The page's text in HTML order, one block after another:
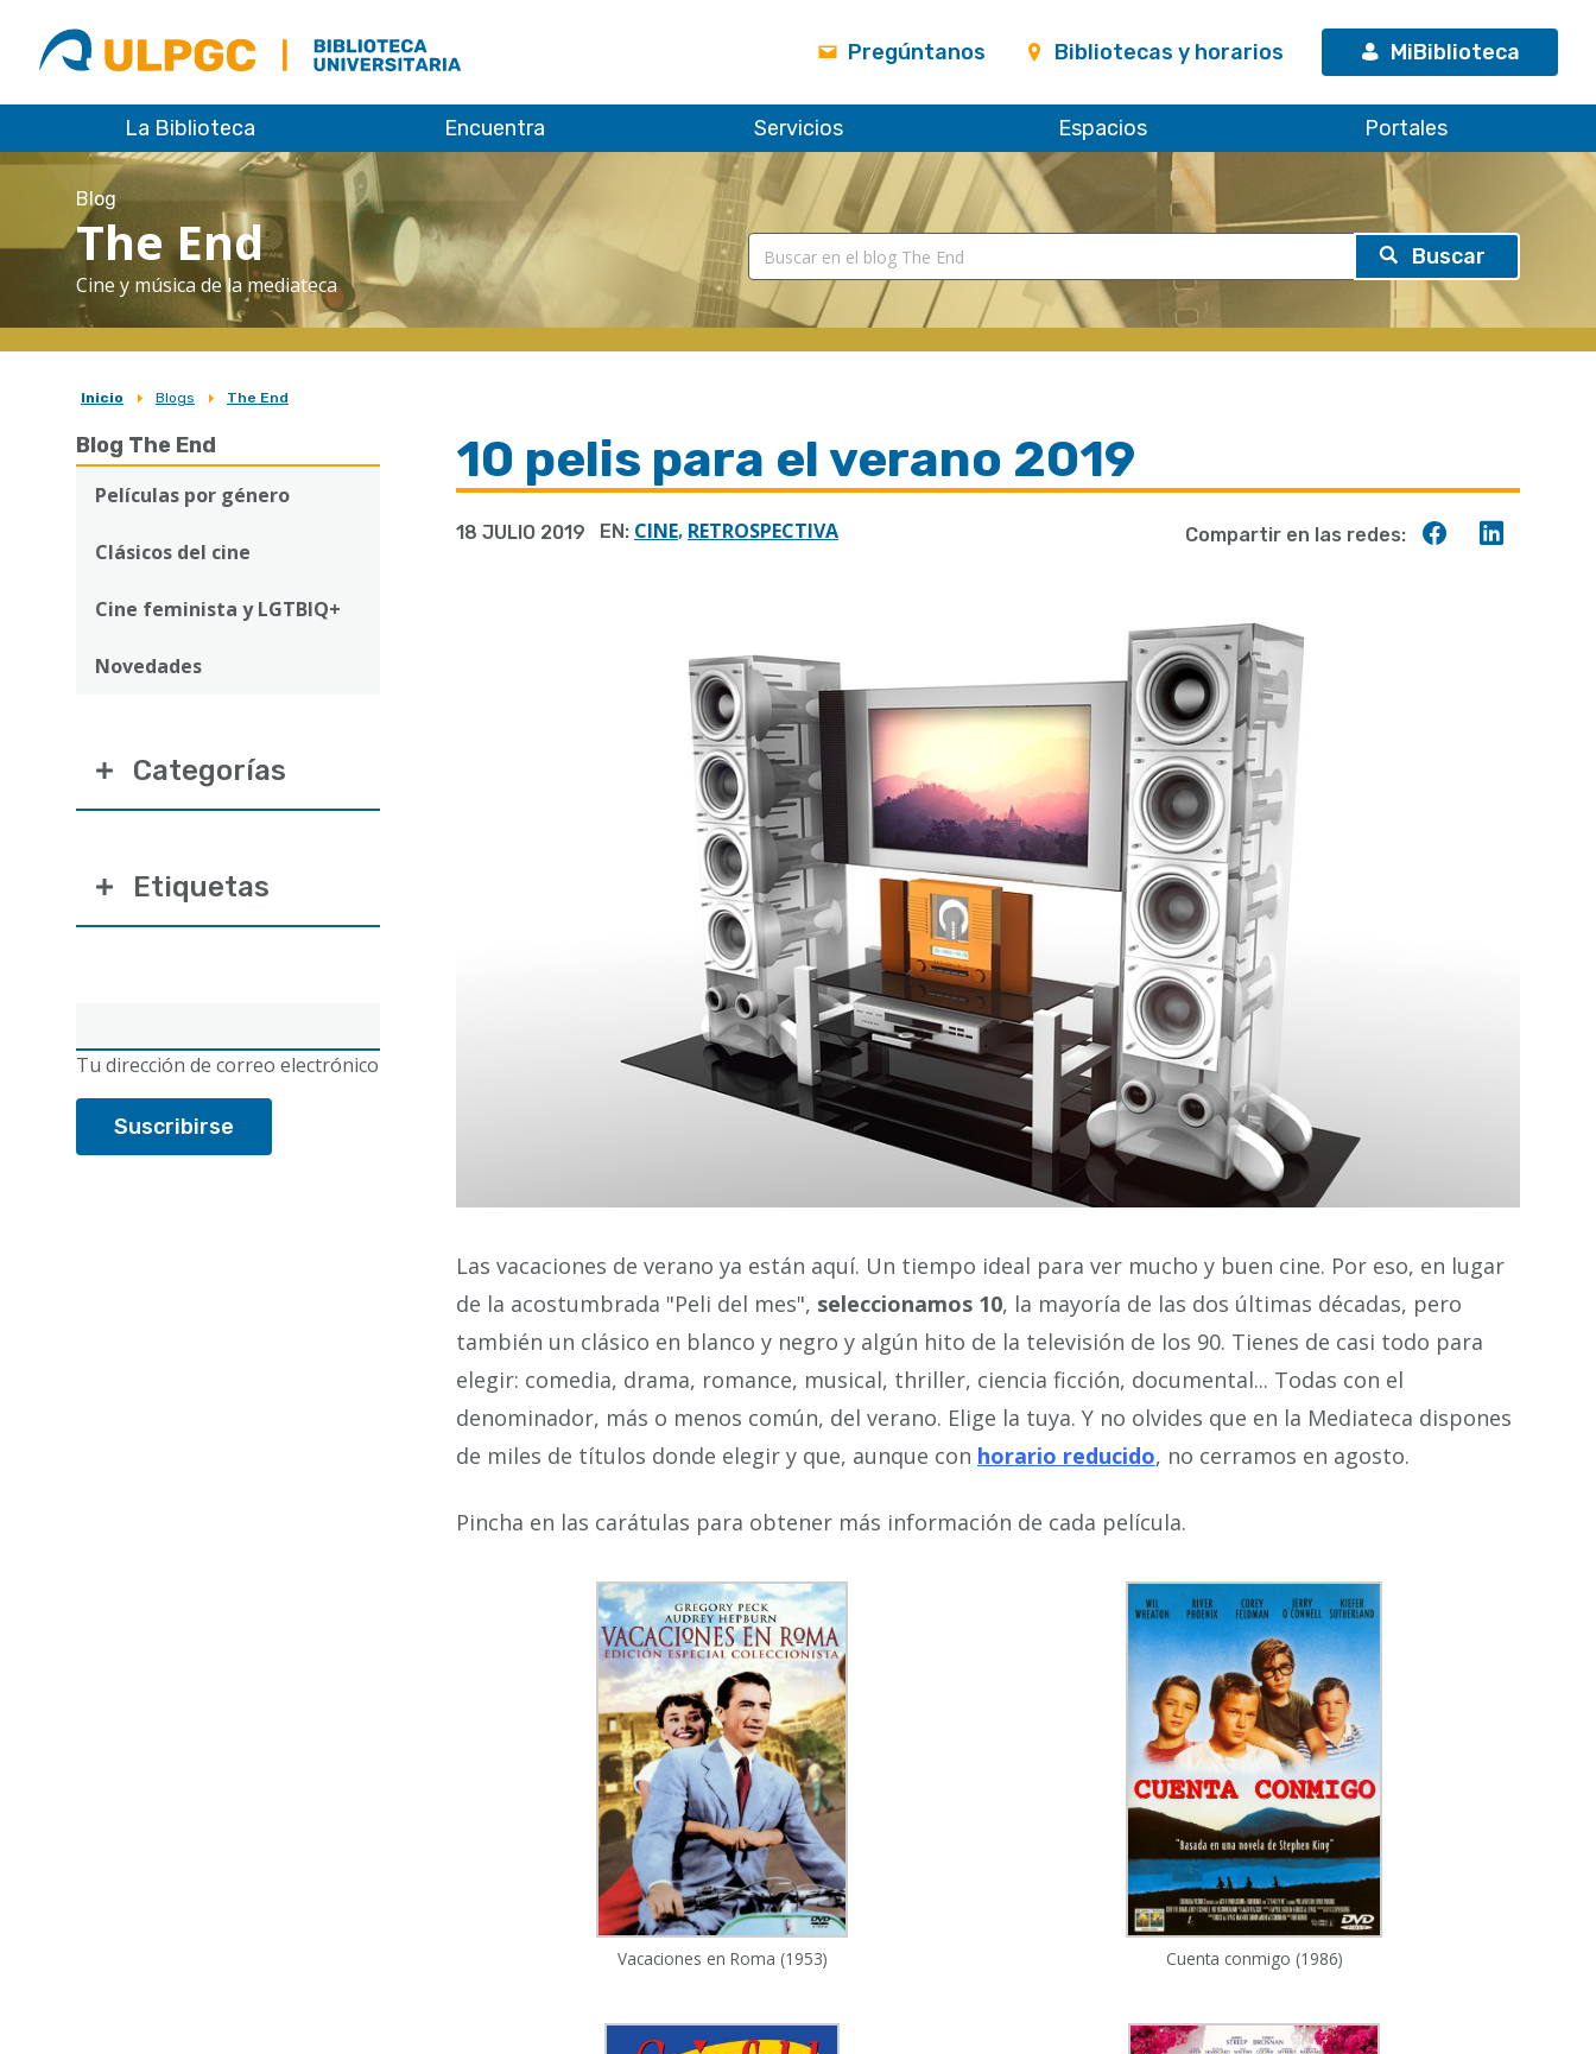
ULPGC
Biblioteca
ULPGC
Pregúntanos Bibliotecas y horarios MiBiblioteca
La Biblioteca Encuentra Servicios Espacios Portales
Blog
The End
Cine y música de la mediateca
Sobrescribir
enlaces
de
ayuda
la
navegación
Inicio Blogs The End
Blog The End
Películas por género
Clásicos del cine
Cine feminista y LGTBIQ+
Novedades
electrónico
Tu dirección de correo electrónico
Categorías
Etiquetas
10 pelis para el verano 2019
18 JULIO 2019
Compartir
Compartir en las redes:
EN: CINE, RETROSPECTIVA
Las vacaciones de verano ya están aquí. Un tiempo ideal para ver mucho y buen cine. Por eso, en lugar
de la acostumbrada "Peli del mes", seleccionamos 10, la mayoría de las dos últimas décadas, pero
también un clásico en blanco y negro y algún hito de la televisión de los 90. Tienes de casi todo para
elegir: comedia, drama, romance, musical, thriller, ciencia ficción, documental... Todas con el
denominador, más o menos común, del verano. Elige la tuya. Y no olvides que en la Mediateca dispones
de miles de títulos donde elegir y que, aunque con horario reducido, no cerramos en agosto.
Pincha en las carátulas para obtener más información de cada película.
Vacaciones en Roma (1953) Cuenta conmigo (1986)